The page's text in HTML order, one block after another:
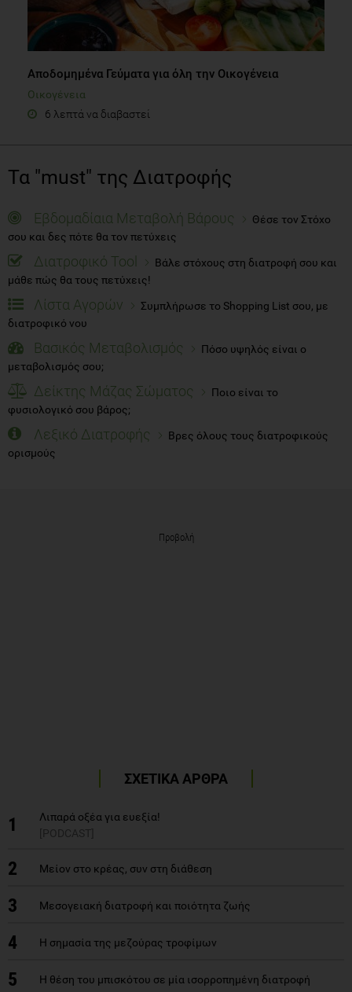
Αποδομημένα Γεύματα για όλη την Οικογένεια
Οικογένεια
6 λεπτά να διαβαστεί
Τα "must" της Διατροφής
Εβδομαδίαια Μεταβολή Βάρους
Θέσε τον Στόχο
σου και δες πότε θα τον πετύχεις
Διατροφικό Tool
Βάλε στόχους στη διατροφή σου και
μάθε πώς θα τους πετύχεις!
Λίστα Αγορών
Συμπλήρωσε το Shopping List σου, με
διατροφικό νου
Βασικός Μεταβολισμός
Πόσο υψηλός είναι ο
μεταβολισμός σου;
Δείκτης Μάζας Σώματος
Ποιο είναι το
φυσιολογικό σου βάρος;
Λεξικό Διατροφής
Βρες όλους τους διατροφικούς
ορισμούς
Προβολή
ΣΧΕΤΙΚΑ ΑΡΘΡΑ
1
Λιπαρά οξέα για ευεξία!
[PODCAST]
2 Μείον στο κρέας, συν στη διάθεση
3 Μεσογειακή διατροφή και ποιότητα ζωής
4 H σημασία της μεζούρας τροφίμων
5 Η θέση του μπισκότου σε μία ισορροπημένη διατροφή